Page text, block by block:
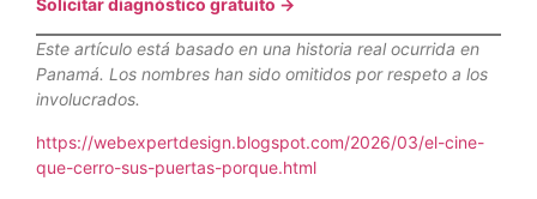
Solicitar diagnóstico gratuito →
Este artículo está basado en una historia real ocurrida en
Panamá. Los nombres han sido omitidos por respeto a los
involucrados.
https://webexpertdesign.blogspot.com/2026/03/el-cine-
que-cerro-sus-puertas-porque.html